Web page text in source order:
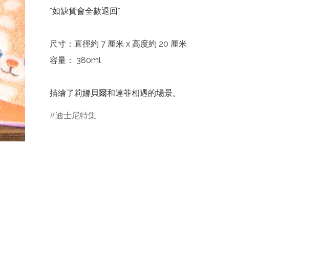
*如缺貨會全數退回*
尺寸：直徑約 7 厘米 x 高度約 20 厘米
容量： 380ml
描繪了莉娜貝爾和達菲相遇的場景。
迪士尼特集